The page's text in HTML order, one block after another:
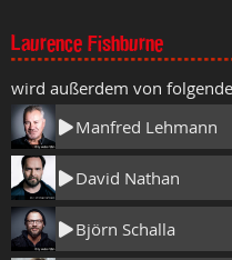
Laurence Fishburne
wird außerdem von
Manfred Lehmann
David Nathan
Björn Schalla